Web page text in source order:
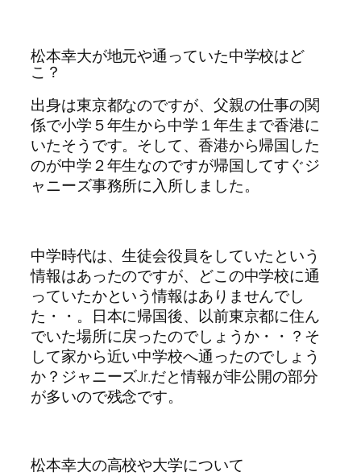
松本幸大が地元や通っていた中学校はど
こ？
出身は東京都なのですが、父親の仕事の関
係で小学５年生から中学１年生まで香港に
いたそうです。そして、香港から帰国した
のが中学２年生なのですが帰国してすぐジ
ャニーズ事務所に入所しました。
中学時代は、生徒会役員をしていたという
情報はあったのですが、どこの中学校に通
っていたかという情報はありませんでし
た・・。日本に帰国後、以前東京都に住ん
でいた場所に戻ったのでしょうか・・？そ
して家から近い中学校へ通ったのでしょう
か？ジャニーズJr.だと情報が非公開の部分
が多いので残念です。
松本幸大の高校や大学について